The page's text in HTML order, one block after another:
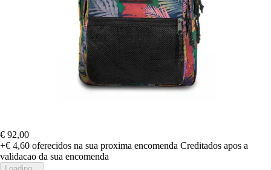
€ 92,00
+€ 4,60 oferecidos na sua proxima encomenda Creditados apos a
validacao da sua encomenda